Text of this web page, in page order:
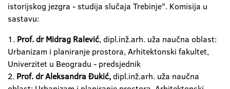
istorijskog jezgra - studija slučaja Trebinje". Komisija u
sastavu:
1. Prof. dr Midrag Ralević, dipl.inž.arh. uža naučna oblast:
Urbanizam i planiranje prostora, Arhitektonski fakultet,
Univerzitet u Beogradu - predsjednik
2. Prof. dr Aleksandra Đukić, dipl.inž.arh. uža naučna